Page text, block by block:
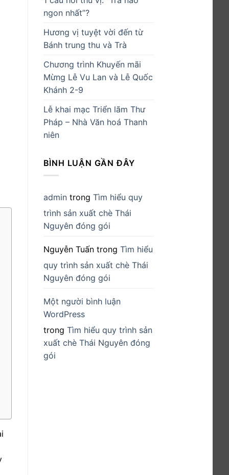
ngon nhất”?
Hương vị tuyệt vời đến từ
Bánh trung thu và Trà
Chương trình Khuyến mãi
Mừng Lễ Vu Lan và Lễ Quốc
Khánh 2-9
Lễ khai mạc Triển lãm Thư
Pháp – Nhà Văn hoá Thanh
niên
BÌNH LUẬN GẦN ĐÂY
admintrong Tìm hiểu quy
trình sản xuất chè Thái
Nguyên đóng gói
Nguyễn Tuấntrong Tìm hiểu
quy trình sản xuất chè Thái
Nguyên đóng gói
Một người bình luận
WordPress
trong Tìm hiểu quy trình sản
xuất chè Thái Nguyên đóng
gói